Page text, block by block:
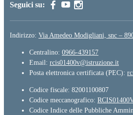
Seguici su:
Indirizzo: Via Amedeo Modigliani, snc –
Centralino: 0966-439157
Email: rcis01400v@istruzione.it
Posta elettronica certificata (PEC):
Codice fiscale: 82001100807
Codice meccanografico:
Codice Indice delle Pubbliche